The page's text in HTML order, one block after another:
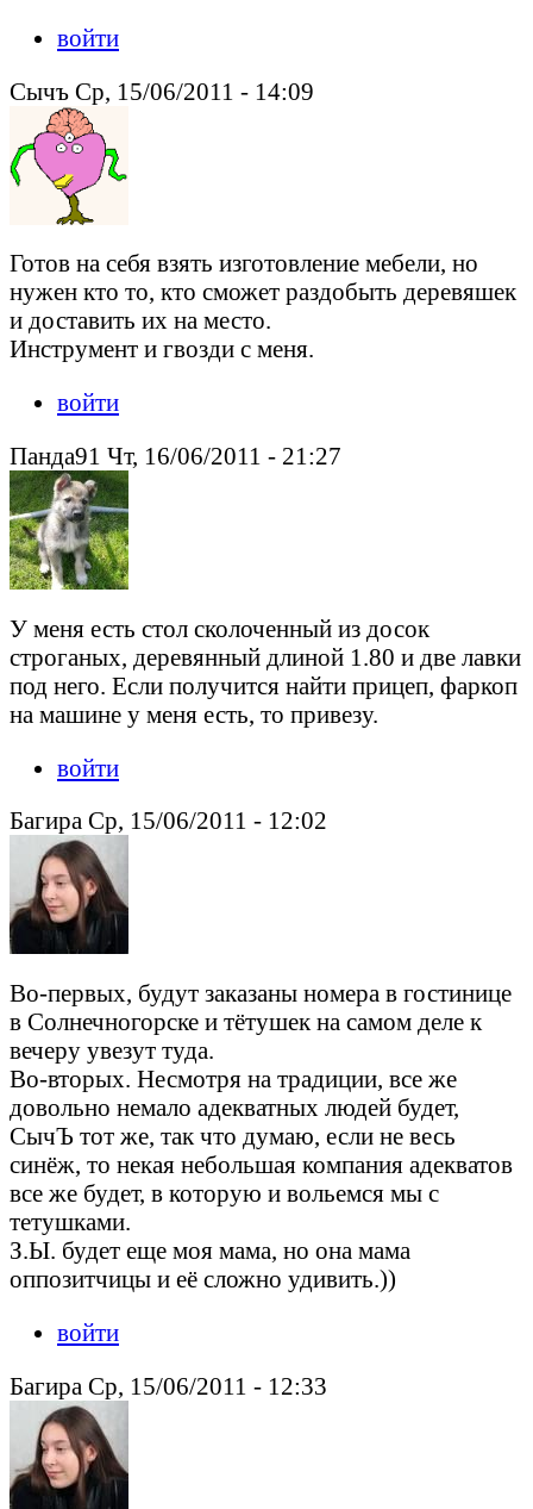
войти
Сычъ Ср, 15/06/2011 - 14:09
Готов на себя взять изготовление мебели, но
нужен кто то, кто сможет раздобыть деревяшек
и доставить их на место.
Инструмент и гвозди с меня.
войти
Панда91 Чт, 16/06/2011 - 21:27
У меня есть стол сколоченный из досок
строганых, деревянный длиной 1.80 и две лавки
под него. Если получится найти прицеп, фаркоп
на машине у меня есть, то привезу.
войти
Багира Ср, 15/06/2011 - 12:02
Во-первых, будут заказаны номера в гостинице
в Солнечногорске и тётушек на самом деле к
вечеру увезут туда.
Во-вторых. Несмотря на традиции, все же
довольно немало адекватных людей будет,
СычЪ тот же, так что думаю, если не весь
синёж, то некая небольшая компания адекватов
все же будет, в которую и вольемся мы с
тетушками.
З.Ы. будет еще моя мама, но она мама
оппозитчицы и её сложно удивить.))
войти
Багира Ср, 15/06/2011 - 12:33